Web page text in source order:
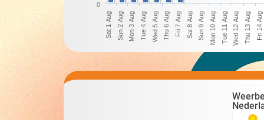
Sat 1 Aug Sun 2 Aug Mon 3 Aug Tue 4 Aug Wed 5 Aug Thu 6 Aug Fri 7 Aug Sat 8 Aug Sun 9 Aug Mon 10 Aug Tue 11 AugWed 12 Aug Thu 13 Aug Fri 14 Aug
0